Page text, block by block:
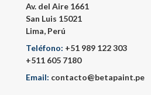
Av. del Aire 1661
San Luis 15021
Lima, Perú
Teléfono: +51 989 122 303
+511 605 7180
Email: contacto@betapaint.pe